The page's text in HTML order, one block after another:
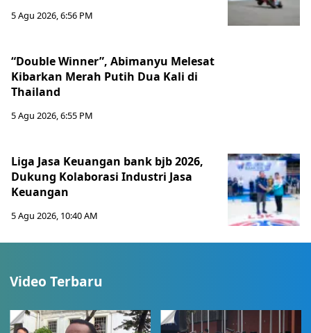
5 Agu 2026, 6:56 PM
“Double Winner”, Abimanyu Melesat
Kibarkan Merah Putih Dua Kali di
Thailand
5 Agu 2026, 6:55 PM
Liga Jasa Keuangan bank bjb 2026,
Dukung Kolaborasi Industri Jasa
Keuangan
5 Agu 2026, 10:40 AM
Video Terbaru